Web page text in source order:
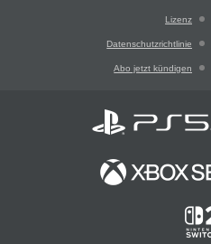
Lizenz
Datenschutzrichtlinie
Abo jetzt kündigen